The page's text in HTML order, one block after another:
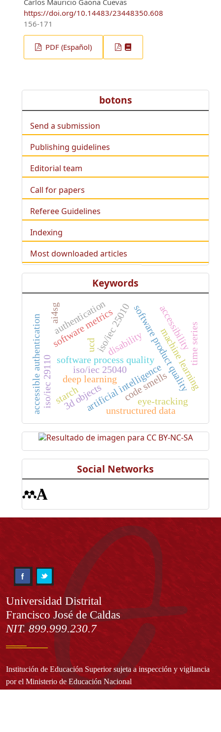
Carlos Mauricio Gaona Cuevas
https://doi.org/10.14483/23448350.608
156-171
PDF (Español)
botons
Send a submission
Publishing guidelines
Editorial team
Call for papers
Referee Guidelines
Indexing
Most downloaded articles
Keywords
artificial intelligence
software process qualitysoftware product quality
iso/iec 29110
iso/iec 25010
iso/iec 25040
code smellsmachine learning
deep learning
software metrics
authentication
accessible authentication accessibility
disability
ucd
eye-tracking
3d objects unstructured data
starch
ai4sg
time series
Social Networks
Información
Universidad Distrital
Francisco José de Caldas
NIT. 899.999.230.7
Institución de Educación Superior sujeta a inspección y vigilancia
por el Ministerio de Educación Nacional